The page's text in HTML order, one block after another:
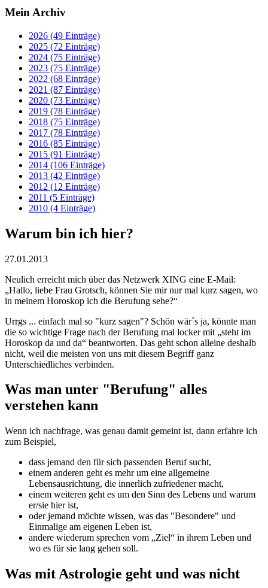
Mein Archiv
2026 (49 Einträge)
2025 (72 Einträge)
2024 (75 Einträge)
2023 (75 Einträge)
2022 (68 Einträge)
2021 (87 Einträge)
2020 (73 Einträge)
2019 (78 Einträge)
2018 (75 Einträge)
2017 (78 Einträge)
2016 (85 Einträge)
2015 (91 Einträge)
2014 (106 Einträge)
2013 (42 Einträge)
2012 (12 Einträge)
2011 (5 Einträge)
2010 (4 Einträge)
Warum bin ich hier?
27.01.2013
Neulich erreicht mich über das Netzwerk XING eine E-Mail:
„Hallo, liebe Frau Grotsch, können Sie mir nur mal kurz sagen, wo
in meinem Horoskop ich die Berufung sehe?“
Urrgs ... einfach mal so "kurz sagen"? Schön wär´s ja, könnte man
die so wichtige Frage nach der Berufung mal locker mit „steht im
Horoskop da und da“ beantworten. Das geht schon alleine deshalb
nicht, weil die meisten von uns mit diesem Begriff ganz
Unterschiedliches verbinden.
Was man unter "Berufung" alles
verstehen kann
Wenn ich nachfrage, was genau damit gemeint ist, dann erfahre ich
zum Beispiel,
dass jemand den für sich passenden Beruf sucht,
einem anderen geht es mehr um eine allgemeine
Lebensausrichtung, die innerlich zufriedener macht,
einem weiteren geht es um den Sinn des Lebens und warum
er/sie hier ist,
oder jemand möchte wissen, was das "Besondere" und
Einmalige am eigenen Leben ist,
andere wiederum sprechen vom „Ziel“ in ihrem Leben und
wo es für sie lang gehen soll.
Was mit Astrologie geht und was nicht